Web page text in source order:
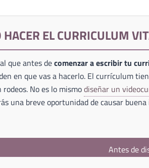
EL CURRICULUM
que antes decomenzar a escribir tu
en que vas a hacerlo. El currículum
No es lo mismodiseñar un
una breve oportunidad de causar
Antes de